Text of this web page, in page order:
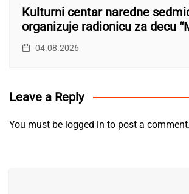
Kulturni centar naredne
organizuje radionicu za decu
04.08.2026
Leave a Reply
You must be logged in to post a comment.